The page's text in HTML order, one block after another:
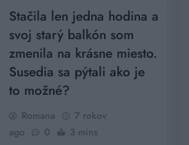
Stačila len jedna hodina a
svoj starý balkón som
zmenila na krásne miesto.
Susedia sa pýtali ako je
to možné?
Romana
7 rokov
ago
0 3 mins